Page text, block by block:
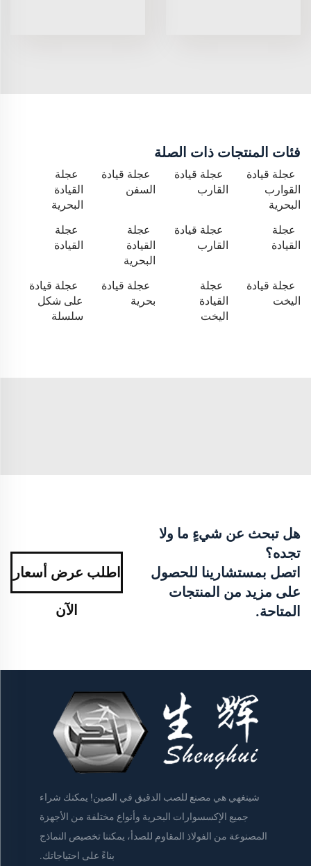
فئات المنتجات ذات الصلة
عجلة قيادة
القوارب
البحرية
عجلة قيادة
القارب
عجلة قيادة
السفن
عجلة
القيادة
البحرية
عجلة
القيادة
عجلة قيادة
القارب
عجلة
القيادة
البحرية
عجلة
القيادة
عجلة قيادة
اليخت
عجلة
القيادة
اليخت
عجلة قيادة
بحرية
عجلة قيادة
على شكل
سلسلة
هل تبحث عن شيءٍ ما ولا
تجده؟
اتصل بمستشارينا للحصول
على مزيد من المنتجات
المتاحة.
اطلب عرض أسعار
الآن
شينغهي هي مصنع للصب الدقيق في الصين! يمكنك شراء
جميع الإكسسوارات البحرية وأنواع مختلفة من الأجهزة
المصنوعة من الفولاذ المقاوم للصدأ، يمكننا تخصيص النماذج
بناءً على احتياجاتك.